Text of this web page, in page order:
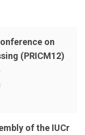
on
(PRICM12)
of the IUCr